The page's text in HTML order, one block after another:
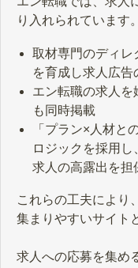
り入れられています。
取材専門のディレ
を育成し求人広告
エン転職の求人を
も同時掲載
「プラン×人材と
ロジックを採用し
求人の高露出を担
これらの工夫により
集まりやすいサイト
求人への応募を集め